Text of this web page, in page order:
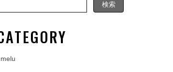
CATEGORY
melu